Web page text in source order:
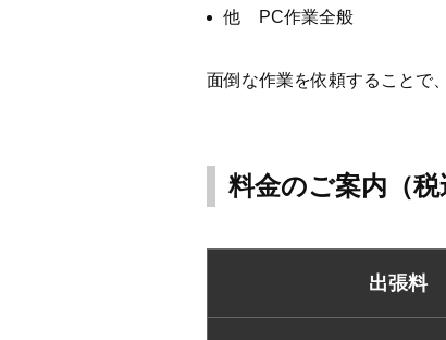
他 PC作業全般
面倒な作業を依頼することで
料金のご案内（税
出張料